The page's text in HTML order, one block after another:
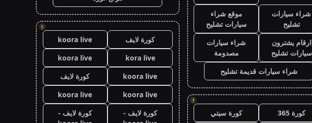
شراء سيارات
تشليح
موقع شراء
سيارات تشليح
ارقام يشترون
سيارات تشليح
شراء سيارات
مصدومة
شراء سيارات قديمة تشليح
!
كورة 365
كورة سيتي
!
كورة لايف
koora live
kora live
koora live
koora live
كورة لايف
koora live
koora live
كورة لايف -
كورة لايف -